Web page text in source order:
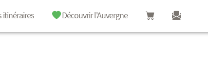
itinéraires Découvrir l'Auvergne